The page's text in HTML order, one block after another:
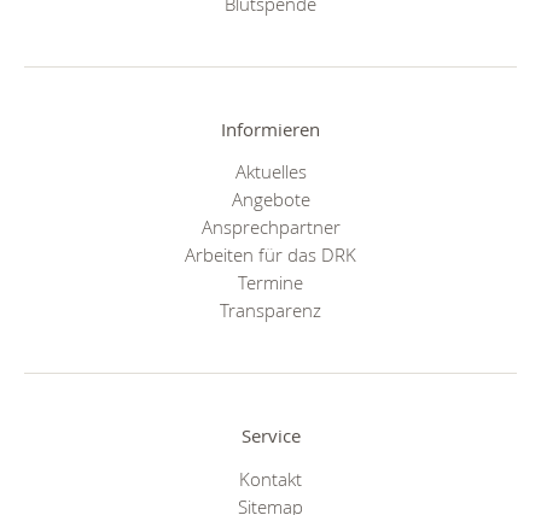
Informieren
Aktuelles
Angebote
Ansprechpartner
Arbeiten für das DRK
Termine
Transparenz
Service
Kontakt
Sitemap